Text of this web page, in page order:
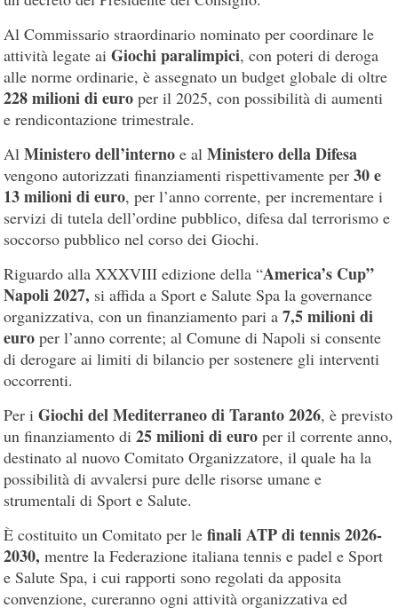
Al Commissario straordinario nominato per coordinare le
attività legate ai Giochi paralimpici, con poteri di deroga
alle norme ordinarie, è assegnato un budget globale di oltre
228 milioni di euro per il 2025, con possibilità di aumenti
e rendicontazione trimestrale.
AlMinistero dell’internoe alMinistero della Difesa
vengono autorizzati finanziamenti rispettivamente per30 e
13 milioni di euro, per l’anno corrente, per incrementare i
servizi di tutela dell’ordine pubblico, difesa dal terrorismo e
soccorso pubblico nel corso dei Giochi.
Riguardo alla XXXVIII edizione della “America’s Cup”
Napoli 2027, si affida a Sport e Salute Spa la governance
organizzativa, con un finanziamento pari a7,5 milioni di
euro per l’anno corrente; al Comune di Napoli si consente
di derogare ai limiti di bilancio per sostenere gli interventi
occorrenti.
Per iGiochi del Mediterraneo di Taranto 2026, è previsto
un finanziamento di25 milioni di euro per il corrente anno,
destinato al nuovo Comitato Organizzatore, il quale ha la
possibilità di avvalersi pure delle risorse umane e
strumentali di Sport e Salute.
È costituito un Comitato per lefinali ATP di tennis 2026-
2030, mentre la Federazione italiana tennis e padel e Sport
e Salute Spa, i cui rapporti sono regolati da apposita
convenzione, cureranno ogni attività organizzativa ed